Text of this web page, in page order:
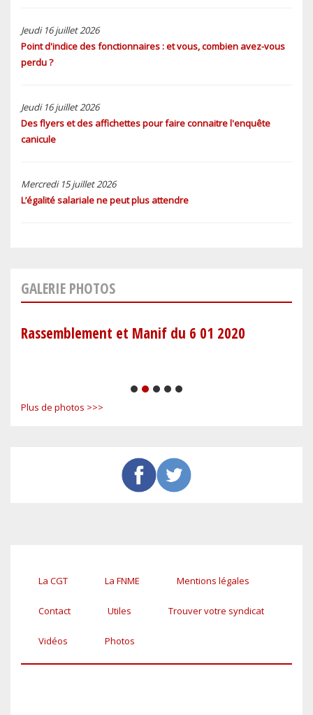
Jeudi 16 juillet 2026
Point d'indice des fonctionnaires : et vous, combien avez-vous
perdu ?
Jeudi 16 juillet 2026
Des flyers et des affichettes pour faire connaitre l'enquête
canicule
Mercredi 15 juillet 2026
L’égalité salariale ne peut plus attendre
GALERIE PHOTOS
Rassemblement et Manif du 6 01 2020
Plus de photos >>>
PiedLa CGT La FNME Mentions légales
Contact Utiles Trouver votre syndicat
Vidéos Photos